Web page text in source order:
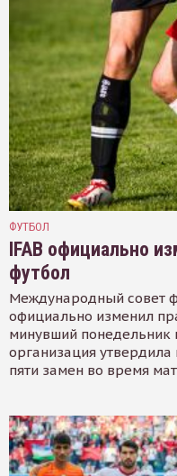
ФУТБОЛ
IFAB официально
футбол
Международный совет
официально изменил
минувший понедельник
организация
пяти замен во время